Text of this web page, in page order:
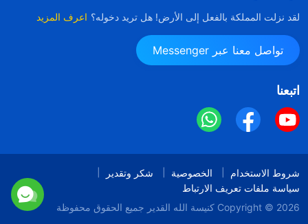
لقد نزلت المملكة بالفعل إلى الأرض! هل تريد دخوله؟ اعرف المزيد
تواصل معنا عبر Messenger
اتبعنا
شروط الاستخدام الخصوصية
شكر وتقدير
سياسة ملفات تعريف الارتباط
Copyright © 2026 كنيسة الله القدير جميع الحقوق محفوظة